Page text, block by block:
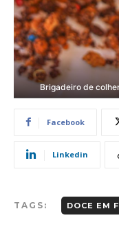
Brigadeiro de
Facebook
Linkedin
TAGS: DOCE EM